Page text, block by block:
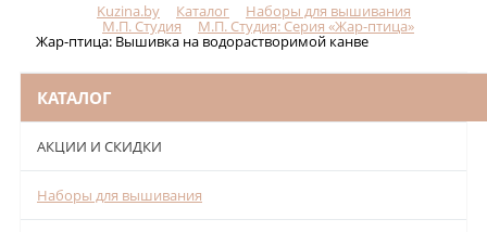
Kuzina.by Каталог Наборы для вышивания
М.П. Студия М.П. Студия: Серия «Жар-птица»
Жар-птица: Вышивка на водорастворимой канве
КАТАЛОГ
АКЦИИ И СКИДКИ
Наборы для вышивания